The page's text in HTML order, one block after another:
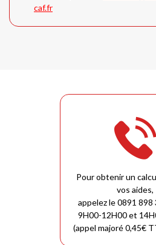
caf.fr
Pour obtenir un
vos aides,
appelez le 0891
9H00-12H00 et
(appel majoré 0,45€